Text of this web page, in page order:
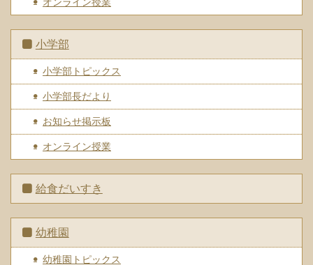
小学部
小学部トピックス
小学部長だより
お知らせ掲示板
オンライン授業
給食だいすき
幼稚園
幼稚園トピックス